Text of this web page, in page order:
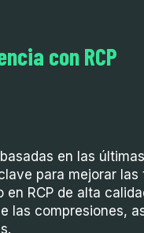
con RCP
en las
para mejorar las
RCP de alta
las compresiones,